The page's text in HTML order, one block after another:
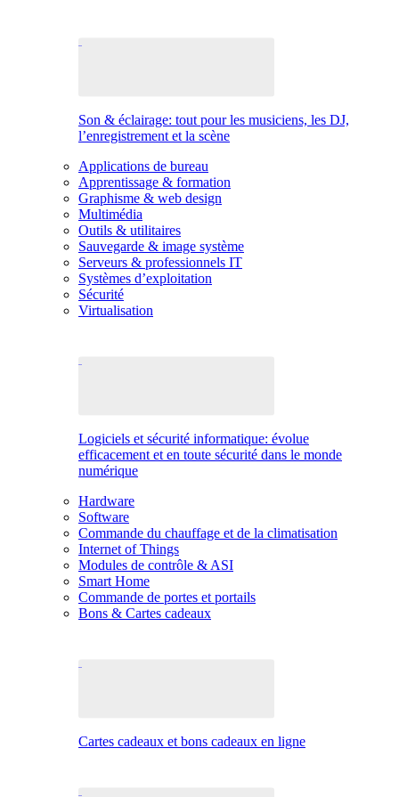
Son & éclairage: tout pour les musiciens, les DJ,
l’enregistrement et la scène
Applications de bureau
Apprentissage & formation
Graphisme & web design
Multimédia
Outils & utilitaires
Sauvegarde & image système
Serveurs & professionnels IT
Systèmes d’exploitation
Sécurité
Virtualisation
Logiciels et sécurité informatique: évolue
efficacement et en toute sécurité dans le monde
numérique
Hardware
Software
Commande du chauffage et de la climatisation
Internet of Things
Modules de contrôle & ASI
Smart Home
Commande de portes et portails
Bons & Cartes cadeaux
Cartes cadeaux et bons cadeaux en ligne